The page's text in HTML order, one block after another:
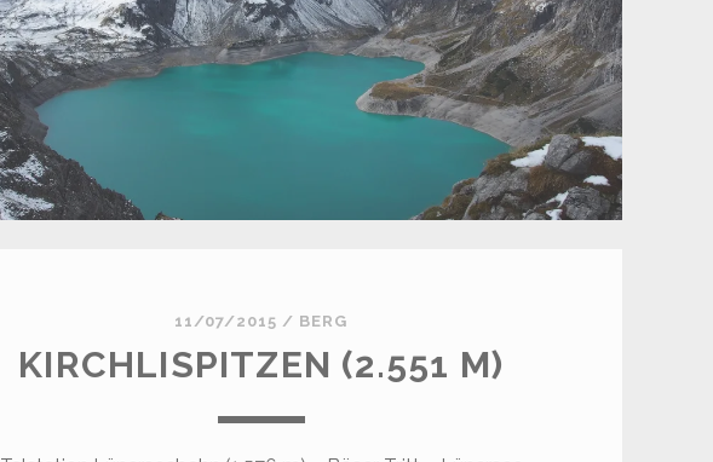
11/07/2015 / BERG
KIRCHLISPITZEN (2.551 M)